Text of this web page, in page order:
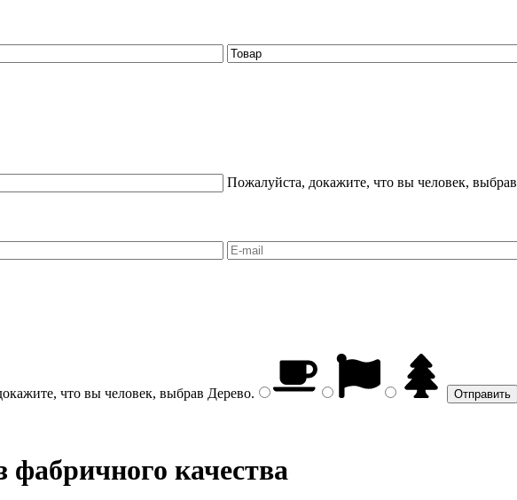
Пожалуйста, докажите, что вы человек, выбрав
что вы человек, выбрав Дерево.
качества